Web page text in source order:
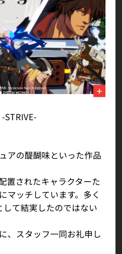
STRIVE-
アの醍醐味といった作品
置されたキャラクターた
マッチしています。多く
て結実したのではない
、スタッフ一同お礼申し